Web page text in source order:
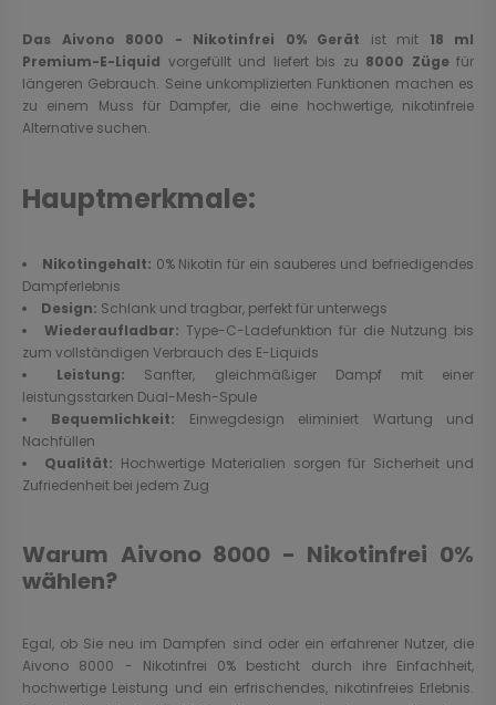
Das Aivono 8000 - Nikotinfrei 0% Gerät ist mit 18 ml
Premium-E-Liquid vorgefüllt und liefert bis zu 8000 Zügefür
längeren Gebrauch. Seine unkomplizierten Funktionen machen es
zu einem Muss für Dampfer, die eine hochwertige, nikotinfreie
Alternative suchen.
Hauptmerkmale:
Nikotingehalt: 0% Nikotin für ein sauberes und befriedigendes
Dampferlebnis
Design: Schlank und tragbar, perfekt für unterwegs
Wiederaufladbar: Type-C-Ladefunktion für die Nutzung bis
zum vollständigen Verbrauch des E-Liquids
Leistung: Sanfter, gleichmäßiger Dampf mit einer
leistungsstarken Dual-Mesh-Spule
Bequemlichkeit: Einwegdesign eliminiert Wartung und
Nachfüllen
Qualität: Hochwertige Materialien sorgen für Sicherheit und
Zufriedenheit bei jedem Zug
Warum Aivono 8000 - Nikotinfrei 0%
wählen?
Egal, ob Sie neu im Dampfen sind oder ein erfahrener Nutzer, die
Aivono 8000 - Nikotinfrei 0% besticht durch ihre Einfachheit,
hochwertige Leistung und ein erfrischendes, nikotinfreies Erlebnis.